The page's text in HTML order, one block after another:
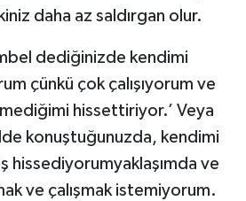
daha az saldırgan olur.
dediğinizde kendimi
çünkü çok çalışıyorum ve
hissettiriyor.’ Veya
konuştuğunuzda, kendimi
hissediyorumyaklaşımda ve
ve çalışmak istemiyorum.